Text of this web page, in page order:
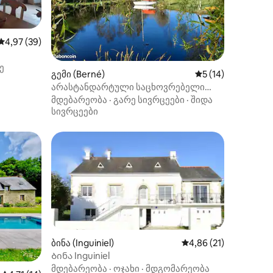
შეფასებაა 5‑დან 4,97, 39 მიმოხილვა
4,97 (39)
გემი (Berné) საშუალო
5 (14)
არასტანდარტული საცხოვრებელი
გემი
მდებარეობა · გარე სივრცეები · შიდა
სივრცეები
ბინა (Inguiniel) საშუალო შეფასებაა
4,86 (21)
Ბინა Inguiniel
მდებარეობა · ოჯახი · მდგომარეობა